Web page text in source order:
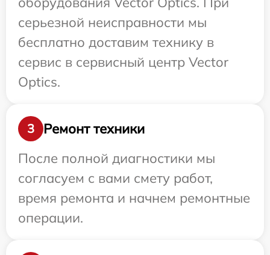
серьезной неисправности мы
бесплатно доставим технику в
сервис в сервисный центр Vector
Optics.
3
Ремонт техники
После полной диагностики мы
согласуем с вами смету работ,
время ремонта и начнем ремонтные
операции.